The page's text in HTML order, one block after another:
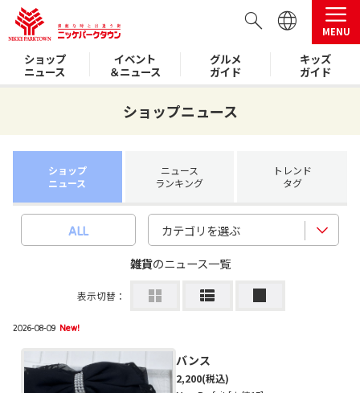
MENU
ショップ
ニュース
イベント
＆ニュース
グルメ
ガイド
キッズ
ガイド
ショップニュース
ショップ
ニュース
ニュース
ランキング
トレンド
タグ
カテゴリを選ぶ
ALL
雑貨のニュース一覧
表示切替：
2026-08-09 New!
バンス
2,200(税込)